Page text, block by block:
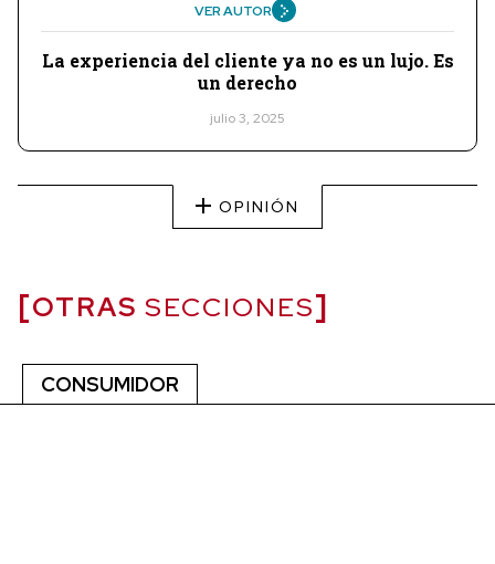
VER AUTOR
La experiencia del cliente ya no es un lujo. Es
un derecho
julio 3, 2025
OPINIÓN
OTRAS SECCIONES
CONSUMIDOR